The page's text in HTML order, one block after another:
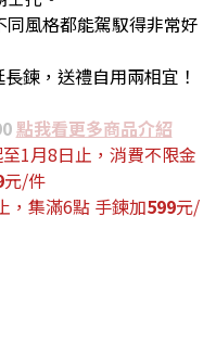
風格都能駕馭得非常好
鍊，送禮自用兩相宜！
點我看更多商品介紹
1月8日止 ，消費不限金
元/件
，集滿6點 手鍊加599元/